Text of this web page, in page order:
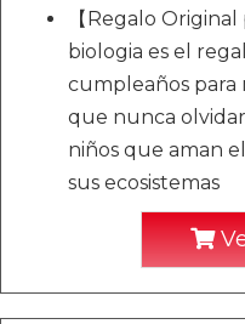
【Regalo
biologia es el
cumpleaños para
que nunca
niños que aman
sus ecosistemas